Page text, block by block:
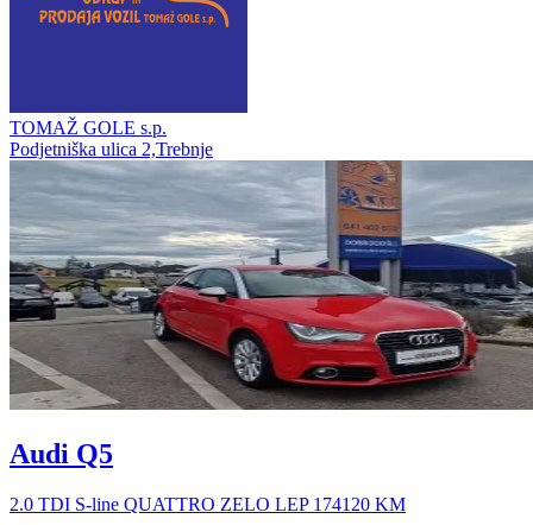
TOMAŽ GOLE s.p.
Podjetniška ulica 2,Trebnje
Audi Q5
2.0 TDI S-line QUATTRO ZELO LEP 174120 KM